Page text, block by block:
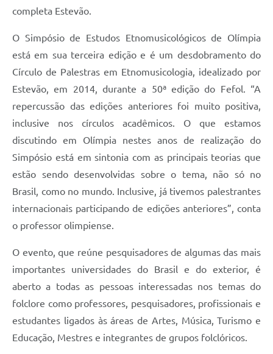
completa Estevão.
O Simpósio de Estudos Etnomusicológicos de Olímpia
está em sua terceira edição e é um desdobramento do
Círculo de Palestras em Etnomusicologia, idealizado por
Estevão, em 2014, durante a 50ª edição do Fefol. “A
repercussão das edições anteriores foi muito positiva,
inclusive nos círculos acadêmicos. O que estamos
discutindo em Olímpia nestes anos de realização do
Simpósio está em sintonia com as principais teorias que
estão sendo desenvolvidas sobre o tema, não só no
Brasil, como no mundo. Inclusive, já tivemos palestrantes
internacionais participando de edições anteriores”, conta
o professor olimpiense.
O evento, que reúne pesquisadores de algumas das mais
importantes universidades do Brasil e do exterior, é
aberto a todas as pessoas interessadas nos temas do
folclore como professores, pesquisadores, profissionais e
estudantes ligados às áreas de Artes, Música, Turismo e
Educação, Mestres e integrantes de grupos folclóricos.